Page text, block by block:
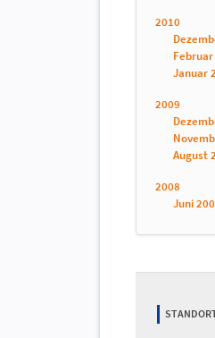
2010
Januar
2009
August
2008
Juni